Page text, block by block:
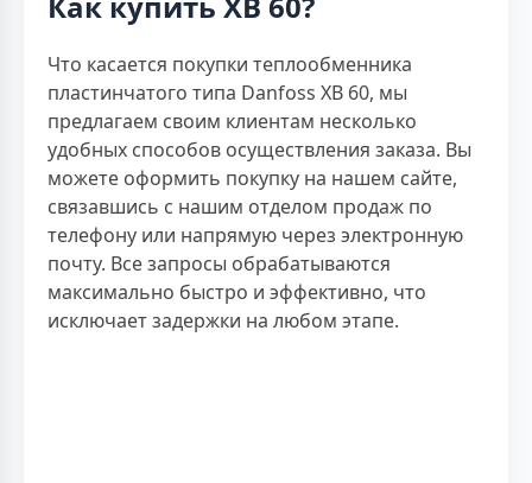
Что касается покупки теплообменника
пластинчатого типа Danfoss XB 60, мы
предлагаем своим клиентам несколько
удобных способов осуществления заказа. Вы
можете оформить покупку на нашем сайте,
связавшись с нашим отделом продаж по
телефону или напрямую через электронную
почту. Все запросы обрабатываются
максимально быстро и эффективно, что
исключает задержки на любом этапе.